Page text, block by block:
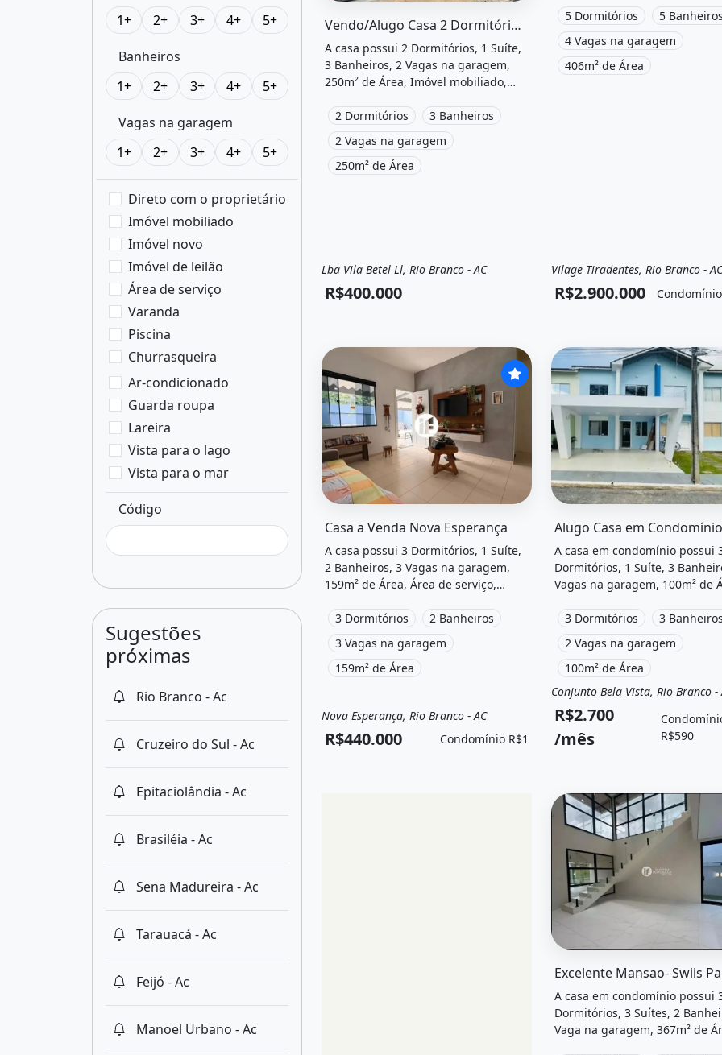
1+
2+ 3+ 4+ 5+
Banheiros
1+
2+ 3+ 4+ 5+
Vagas na garagem
1+
2+ 3+ 4+ 5+
Direto com o proprietário
Imóvel mobiliado
Imóvel novo
Imóvel de leilão
Área de serviço
Varanda
Piscina
Churrasqueira
Ar-condicionado
Guarda roupa
Lareira
Vista para o lago
Vista para o mar
Código
Sugestões
próximas
Rio Branco - Ac
Cruzeiro do Sul - Ac
Epitaciolândia - Ac
Brasiléia - Ac
Sena Madureira - Ac
Tarauacá - Ac
Feijó - Ac
Manoel Urbano - Ac
O imóvel &quot;Vendo/alugo casa 2 dormitórios (1 suite + closet)
Vendo/Alugo Casa 2 Dormitórios (1 Suite + Closet) + Edícula
A casa possui 2 Dormitórios, 1 Suíte,
3 Banheiros, 2 Vagas na garagem,
250m² de Área, Imóvel mobiliado,
Energia solar e está localizado em
Rua Cruzeiro do Sul, Rio Branco, Ac à
venda por R$400.000.
2 Dormitórios
3 Banheiros
2 Vagas na garagem
250m² de Área
Venda Casa
Lba Vila Betel Ll, Rio Branco - AC
R$400.000
Piscina, Varanda,
Área de lazer e está localizado
Rua santa Rita, Rio Branco, Ac à
venda por R$2.900.000 e
5 Dormitórios
5 Banheiros
4 Vagas na garagem
406m² de Área
Venda Casa em condomínio
Vilage Tiradentes, Rio Branco - AC
R$2.900.000
Casa a Venda Nova Esperança
A casa possui 3 Dormitórios, 1 Suíte,
2 Banheiros, 3 Vagas na garagem,
159m² de Área, Área de serviço,
Esperança, Rio Branco, Ac à venda
por R$440.000 e Condomínio por R$1
/Mês.
3 Dormitórios
2 Banheiros
3 Vagas na garagem
159m² de Área
Venda Casa
Nova Esperança, Rio Branco - AC
R$440.000 Condomínio R$1
A casa em condomínio possui
Dormitórios, 1 Suíte, 3
Vagas na garagem, 100m² de
Piscina, Academia, Área de
está localizado em Avenida
Verde, Rio Branco, Ac para
R$2.700 /Mês e Condomínio por
R$590 /Mês.
3 Dormitórios
3 Banheiros
2 Vagas na garagem
100m² de Área
Aluguel
Casa em
Conjunto Bela Vista, Rio Branco -
R$2.700
/mês
R$590
O imóvel &quot;Excelente
Excelente Mansao- Swiis
A casa em condomínio possui
Dormitórios, 3 Suítes, 2
Vaga na garagem, 367m² de